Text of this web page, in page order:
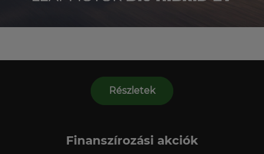
Részletek
Finanszírozási akciók